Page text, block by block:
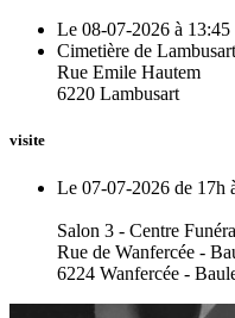
Le 08-07-2026 à 13:45
Cimetière de Lambusart
Rue Emile Hautem
6220 Lambusart
visite
Le 07-07-2026 de 17h
Salon 3 - Centre
Rue de Wanfercée -
6224 Wanfercée -